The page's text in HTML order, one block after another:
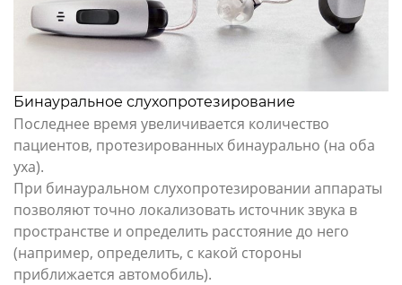
Бинауральное слухопротезирование
Последнее время увеличивается количество
пациентов, протезированных бинаурально (на оба
уха).
При бинауральном слухопротезировании аппараты
позволяют точно локализовать источник звука в
пространстве и определить расстояние до него
(например, определить, с какой стороны
приближается автомобиль).